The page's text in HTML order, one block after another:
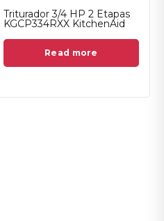
Triturador 3/4 HP 2 Etapas
KGCP334RXX KitchenAid
Read more